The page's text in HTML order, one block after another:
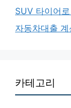
SUV 타이어
자동차대출
카테고리